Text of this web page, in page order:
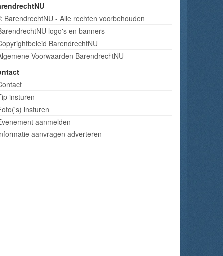
BarendrechtNU - Alle rechten voorbehouden
logo's en banners
BarendrechtNU
Voorwaarden BarendrechtNU
insturen
insturen
aanmelden
aanvragen adverteren